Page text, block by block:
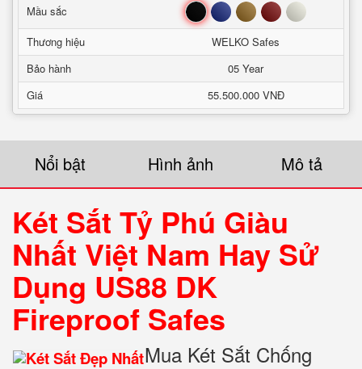
Mầu sắc Đen Xanh Nâu Đỏ Trắng
Thương hiệu
WELKO Safes
Bảo hành
05 Year
Giá
55.500.000 VNĐ
Nổi bật Hình ảnh Mô tả
Két Sắt Tỷ Phú Giàu
Nhất Việt Nam Hay Sử
Dụng US88 DK
Fireproof Safes
Mua Két Sắt Chống